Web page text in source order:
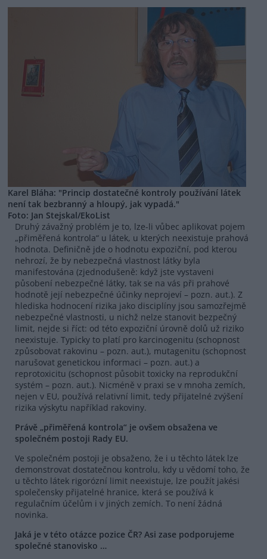
Karel Bláha: "Princip dostatečné kontroly používání látek
není tak bezbranný a hloupý, jak vypadá."
Foto: Jan Stejskal/EkoList
Druhý závažný problém je to, lze-li vůbec aplikovat pojem
„přiměřená kontrola“ u látek, u kterých neexistuje prahová
hodnota. Definičně jde o hodnotu expoziční, pod kterou
nehrozí, že by nebezpečná vlastnost látky byla
manifestována (zjednodušeně: když jste vystaveni
působení nebezpečné látky, tak se na vás při prahové
hodnotě její nebezpečné účinky neprojeví – pozn. aut.). Z
hlediska hodnocení rizika jako disciplíny jsou samozřejmě
nebezpečné vlastnosti, u nichž nelze stanovit bezpečný
limit, nejde si říct: od této expoziční úrovně dolů už riziko
neexistuje. Typicky to platí pro karcinogenitu (schopnost
způsobovat rakovinu – pozn. aut.), mutagenitu (schopnost
narušovat genetickou informaci – pozn. aut.) a
reprotoxicitu (schopnost působit toxicky na reprodukční
systém – pozn. aut.). Nicméně v praxi se v mnoha zemích,
nejen v EU, používá relativní limit, tedy přijatelné zvýšení
rizika výskytu například rakoviny.
Právě „přiměřená kontrola“ je ovšem obsažena ve
společném postoji Rady EU.
Ve společném postoji je obsaženo, že i u těchto látek lze
demonstrovat dostatečnou kontrolu, kdy u vědomí toho, že
u těchto látek rigorózní limit neexistuje, lze použít jakési
společensky přijatelné hranice, která se používá k
regulačním účelům i v jiných zemích. To není žádná
novinka.
Jaká je v této otázce pozice ČR? Asi zase podporujeme
společné stanovisko …